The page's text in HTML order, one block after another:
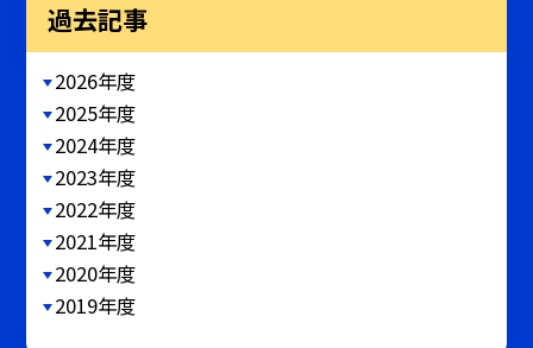
過去記事
2026年度
2025年度
2024年度
2023年度
2022年度
2021年度
2020年度
2019年度